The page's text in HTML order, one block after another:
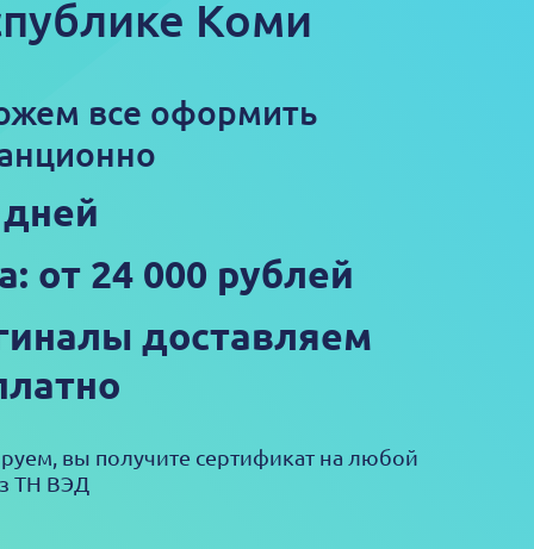
Коми
все оформить
от 24 000 рублей
доставляем
вы получите сертификат на любой
ТН ВЭД